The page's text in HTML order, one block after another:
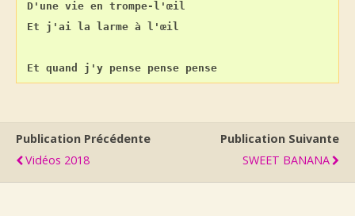
D'une vie en trompe-l'œil
Et j'ai la larme à l'œil
Et quand j'y pense pense pense
Publication Précédente
Vidéos 2018
Publication Suivante
SWEET BANANA